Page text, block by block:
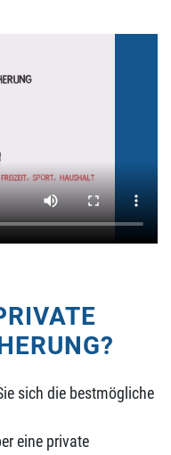
sich die bestmögliche
eine private